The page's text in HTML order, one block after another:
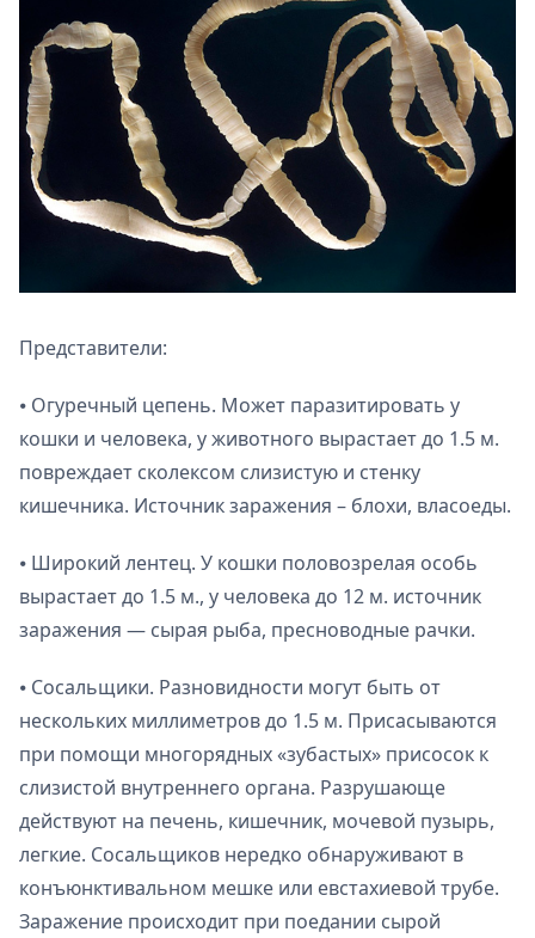
Представители:
⦁ Огуречный цепень. Может паразитировать у
кошки и человека, у животного вырастает до 1.5 м.
повреждает сколексом слизистую и стенку
кишечника. Источник заражения – блохи, власоеды.
⦁ Широкий лентец. У кошки половозрелая особь
вырастает до 1.5 м., у человека до 12 м. источник
заражения — сырая рыба, пресноводные рачки.
⦁ Сосальщики. Разновидности могут быть от
нескольких миллиметров до 1.5 м. Присасываются
при помощи многорядных «зубастых» присосок к
слизистой внутреннего органа. Разрушающе
действуют на печень, кишечник, мочевой пузырь,
легкие. Сосальщиков нередко обнаруживают в
конъюнктивальном мешке или евстахиевой трубе.
Заражение происходит при поедании сырой